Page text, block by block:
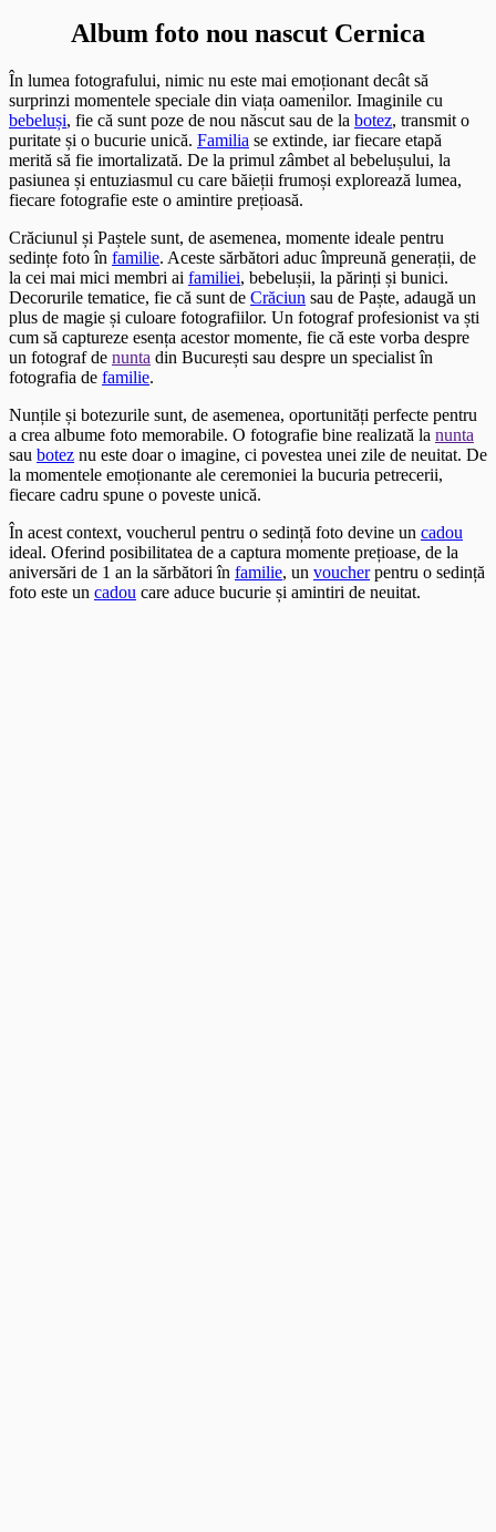
Album foto nou nascut Cernica
În lumea fotografului, nimic nu este mai emoționant decât să
surprinzi momentele speciale din viața oamenilor. Imaginile cu
bebeluși, fie că sunt poze de nou născut sau de la botez, transmit o
puritate și o bucurie unică. Familia se extinde, iar fiecare etapă
merită să fie imortalizată. De la primul zâmbet al bebelușului, la
pasiunea și entuziasmul cu care băieții frumoși explorează lumea,
fiecare fotografie este o amintire prețioasă.
Crăciunul și Paștele sunt, de asemenea, momente ideale pentru
sedințe foto în familie. Aceste sărbători aduc împreună generații, de
la cei mai mici membri ai familiei, bebelușii, la părinți și bunici.
Decorurile tematice, fie că sunt de Crăciun sau de Paște, adaugă un
plus de magie și culoare fotografiilor. Un fotograf profesionist va ști
cum să captureze esența acestor momente, fie că este vorba despre
un fotograf de nunta din București sau despre un specialist în
fotografia de familie.
Nunțile și botezurile sunt, de asemenea, oportunități perfecte pentru
a crea albume foto memorabile. O fotografie bine realizată la nunta
sau botez nu este doar o imagine, ci povestea unei zile de neuitat. De
la momentele emoționante ale ceremoniei la bucuria petrecerii,
fiecare cadru spune o poveste unică.
În acest context, voucherul pentru o sedință foto devine un cadou
ideal. Oferind posibilitatea de a captura momente prețioase, de la
aniversări de 1 an la sărbători în familie, un voucherpentru o sedință
foto este un cadou care aduce bucurie și amintiri de neuitat.